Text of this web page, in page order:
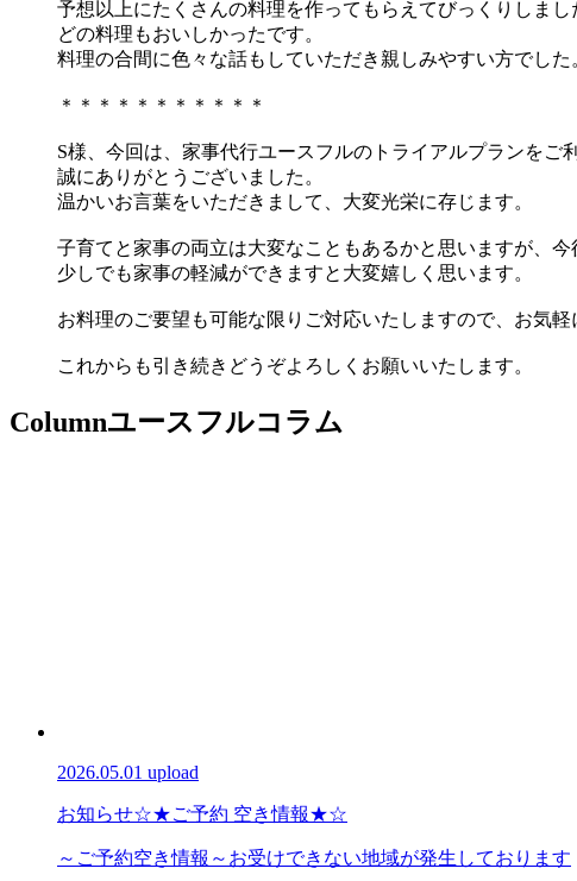
予想以上にたくさんの料理を作ってもらえてびっくりしまし
どの料理もおいしかったです。
料理の合間に色々な話もしていただき親しみやすい方でした
＊＊＊＊＊＊＊＊＊＊＊
S様、今回は、家事代行ユースフルのトライアルプランをご
誠にありがとうございました。
温かいお言葉をいただきまして、大変光栄に存じます。
子育てと家事の両立は大変なこともあるかと思いますが、今
少しでも家事の軽減ができますと大変嬉しく思います。
お料理のご要望も可能な限りご対応いたしますので、お気軽
これからも引き続きどうぞよろしくお願いいたします。
Columnユースフルコラム
2026.05.01 upload
お知らせ☆★ご予約 空き情報★☆
～ご予約空き情報～お受けできない地域が発生しております